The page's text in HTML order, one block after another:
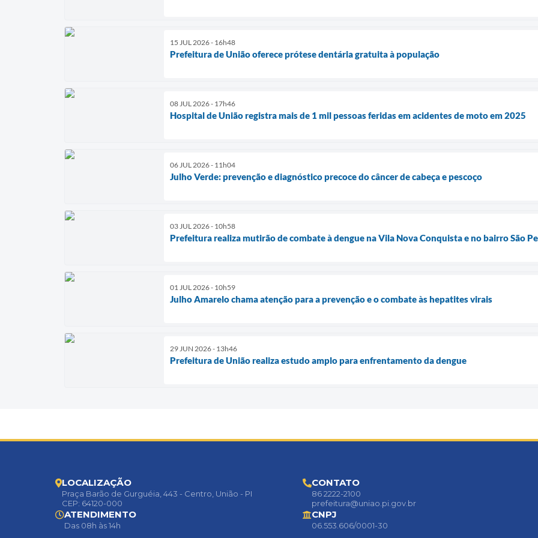
15 JUL 2026 - 16h48
Prefeitura de União oferece prótese dentária gratuita à população
08 JUL 2026 - 17h46
Hospital de União registra mais de 1 mil pessoas feridas em acidentes de moto em 2025
06 JUL 2026 - 11h04
Julho Verde: prevenção e diagnóstico precoce do câncer de cabeça e pescoço
03 JUL 2026 - 10h58
Prefeitura realiza mutirão de combate à dengue na Vila Nova Conquista e no bairro São
01 JUL 2026 - 10h59
Julho Amarelo chama atenção para a prevenção e o combate às hepatites virais
29 JUN 2026 - 13h46
Prefeitura de União realiza estudo amplo para enfrentamento da dengue
LOCALIZAÇÃO
Praça Barão de Gurguéia, 443 - Centro, União - PI
CEP: 64120-000
CONTATO
86 2222-2100
prefeitura@uniao.pi.gov.br
ATENDIMENTO
Das 08h às 14h
CNPJ
06.553.606/0001-30